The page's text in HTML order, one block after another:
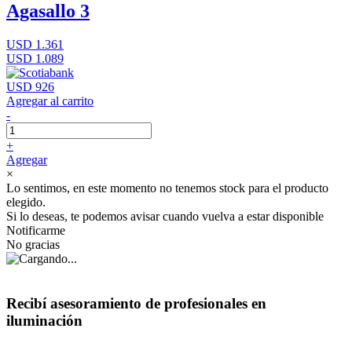
Agasallo 3
USD 1.361
USD 1.089
USD 926
Agregar al carrito
-
+
Agregar
×
Lo sentimos, en este momento no tenemos stock para el producto
elegido.
Si lo deseas, te podemos avisar cuando vuelva a estar disponible
Notificarme
No gracias
Recibí asesoramiento de profesionales en
iluminación